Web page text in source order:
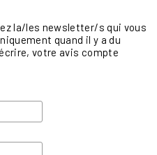
la/les newsletter/s qui vous
quand il y a du
votre avis compte